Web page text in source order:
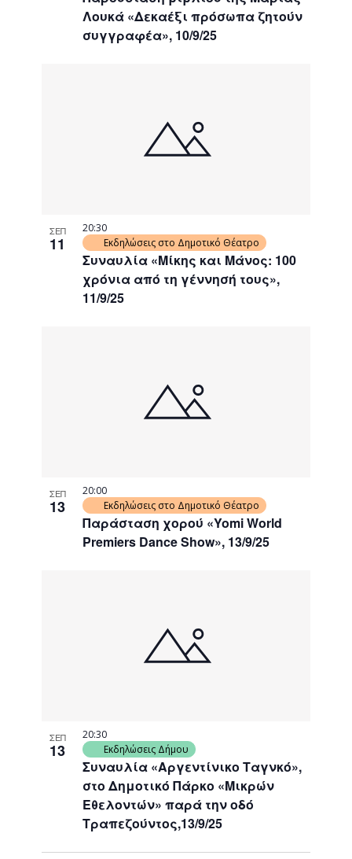
Λουκά «Δεκαέξι πρόσωπα ζητούν
συγγραφέα», 10/9/25
ΣΕΠ
11
Συναυλία «Μίκης και Μάνος: 100
χρόνια από τη γέννησή τους»,
11/9/25
20:30
Εκδηλώσεις στο Δημοτικό Θέατρο
ΣΕΠ
13
Παράσταση χορού «Yomi World
Premiers Dance Show», 13/9/25
20:00
Εκδηλώσεις στο Δημοτικό Θέατρο
ΣΕΠ
13
Συναυλία «Αργεντίνικο Ταγνκό»,
στο Δημοτικό Πάρκο «Μικρών
Εθελοντών» παρά την οδό
Τραπεζούντος,13/9/25
20:30
Εκδηλώσεις Δήμου